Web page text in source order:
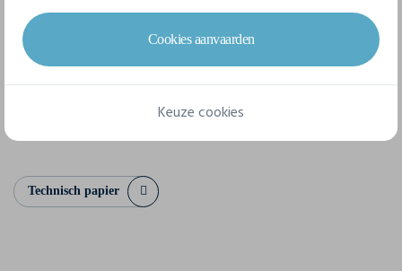
Technisch papier
Cookies aanvaarden
Keuze cookies